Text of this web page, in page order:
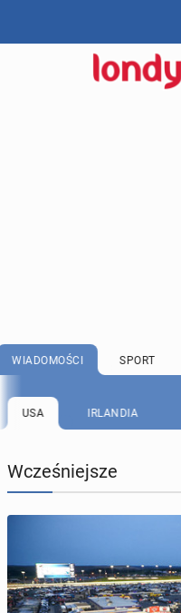
WIADOMOŚCI SPORT
USA IRLANDIA
Wcześniejsze